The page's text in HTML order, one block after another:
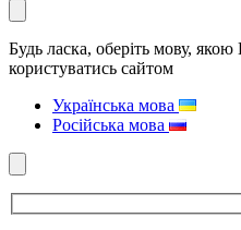
Будь ласка, оберіть мову,
користуватись сайтом
Українська мова
Російська мова